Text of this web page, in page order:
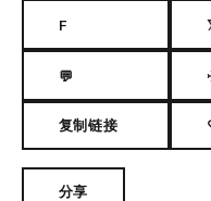
F
💬
复制链接
分享